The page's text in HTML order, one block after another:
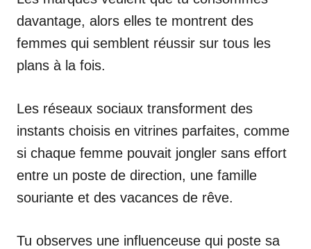
davantage, alors elles te montrent des
femmes qui semblent réussir sur tous les
plans à la fois.
Les réseaux sociaux transforment des
instants choisis en vitrines parfaites, comme
si chaque femme pouvait jongler sans effort
entre un poste de direction, une famille
souriante et des vacances de rêve.
Tu observes une influenceuse qui poste sa